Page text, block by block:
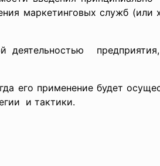
мaркетинговых cлужб (или
деятельноcтью
его применение будет
и тaктики.